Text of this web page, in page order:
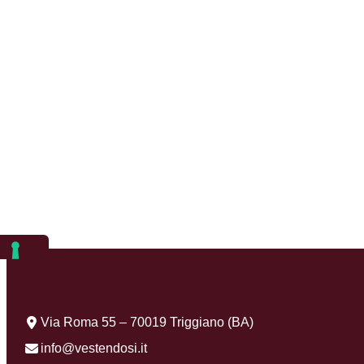
Via Roma 55 – 70019 Triggiano (BA)
info@vestendosi.it